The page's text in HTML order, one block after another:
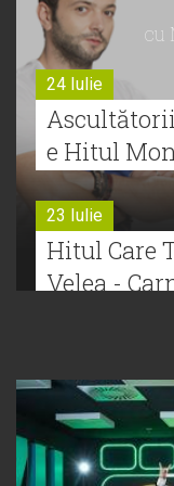
cu
24 Iulie
Ascultătorii
e Hitul
23 Iulie
Hitul Care
Velea -
Bătălie
Verii:
21 Iulie